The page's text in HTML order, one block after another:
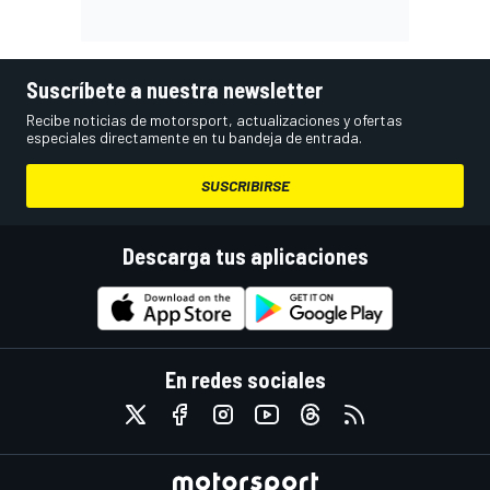
Suscríbete a nuestra newsletter
Recibe noticias de motorsport, actualizaciones y ofertas
especiales directamente en tu bandeja de entrada.
SUSCRIBIRSE
Descarga tus aplicaciones
En redes sociales